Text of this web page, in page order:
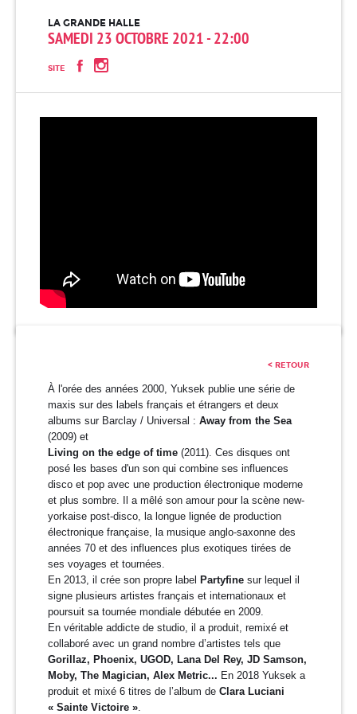
LA GRANDE HALLE
SAMEDI 23 OCTOBRE 2021 - 22:00
SITE
< RETOUR
À l'orée des années 2000, Yuksek publie une série de
maxis sur des labels français et étrangers et deux
albums sur Barclay / Universal : Away from the Sea
(2009) et
Living on the edge of time (2011). Ces disques ont
posé les bases d'un son qui combine ses influences
disco et pop avec une production électronique moderne
et plus sombre. Il a mêlé son amour pour la scène new-
yorkaise post-disco, la longue lignée de production
électronique française, la musique anglo-saxonne des
années 70 et des influences plus exotiques tirées de
ses voyages et tournées.
En 2013, il crée son propre label Partyfine sur lequel il
signe plusieurs artistes français et internationaux et
poursuit sa tournée mondiale débutée en 2009.
En véritable addicte de studio, il a produit, remixé et
collaboré avec un grand nombre d’artistes tels que
Gorillaz, Phoenix, UGOD, Lana Del Rey, JD Samson,
Moby, The Magician, Alex Metric... En 2018 Yuksek a
produit et mixé 6 titres de l’album de Clara Luciani
« Sainte Victoire ».